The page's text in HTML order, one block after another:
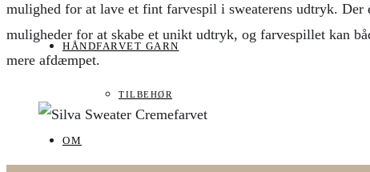
HÅNDFARVET GARN
TILBEHØR
OM
mulighed for at lave et fint farvespil i sweaterens udtryk. Der
muligheder for at skabe et unikt udtryk, og farvespillet kan
mere afdæmpet.